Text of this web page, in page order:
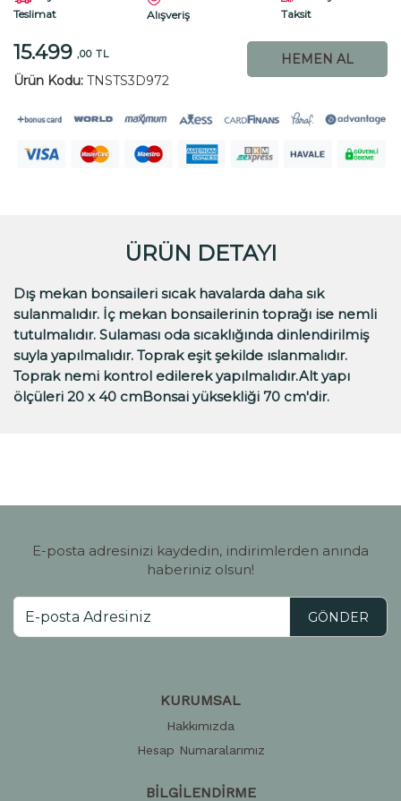
Teslimat
Alışveriş
Taksit
15.499 ,00 TL
Ürün Kodu: TNSTS3D972
HEMEN AL
ÜRÜN DETAYI
Dış mekan bonsaileri sıcak havalarda daha sık
sulanmalıdır. İç mekan bonsailerinin toprağı ise nemli
tutulmalıdır. Sulaması oda sıcaklığında dinlendirilmiş
suyla yapılmalıdır. Toprak eşit şekilde ıslanmalıdır.
Toprak nemi kontrol edilerek yapılmalıdır.Alt yapı
ölçüleri 20 x 40 cmBonsai yüksekliği 70 cm'dir.
E-posta adresinizi kaydedin, indirimlerden anında
haberiniz olsun!
GÖNDER
KURUMSAL
Hakkımızda
Hesap Numaralarımız
BİLGİLENDİRME